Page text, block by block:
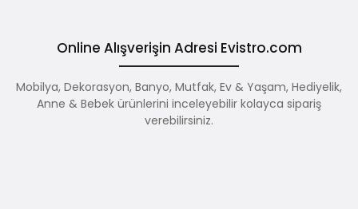
Online Alışverişin Adresi Evistro.com
Mobilya, Dekorasyon, Banyo, Mutfak, Ev & Yaşam, Hediyelik,
Anne & Bebek ürünlerini inceleyebilir kolayca sipariş
verebilirsiniz.